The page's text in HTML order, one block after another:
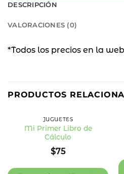
DESCRIPCIÓN
VALORACIONES (0)
*Todos los precios en la
PRODUCTOS
JUGUETES
Mi Primer Libro de
Cálculo
$75